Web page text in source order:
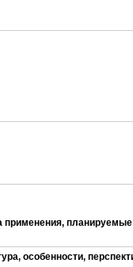
применения,
особенности,